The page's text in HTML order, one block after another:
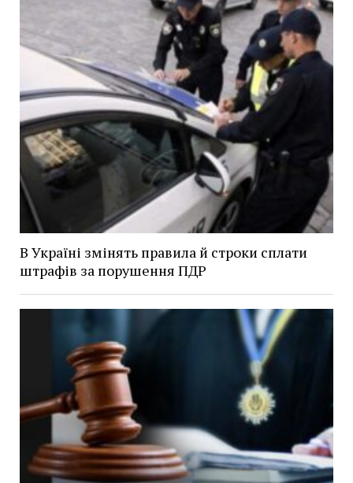
В Україні змінять правила й строки сплати
штрафів за порушення ПДР